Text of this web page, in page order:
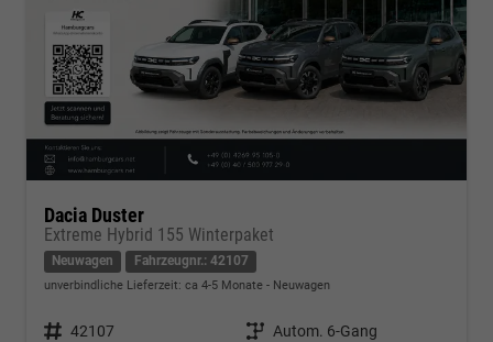
Dacia Duster
Extreme Hybrid 155 Winterpaket
Neuwagen Fahrzeugnr.: 42107
unverbindliche Lieferzeit: ca 4-5 Monate Neuwagen
Fahrzeugnr. 42107 Getriebe Autom. 6-Gang